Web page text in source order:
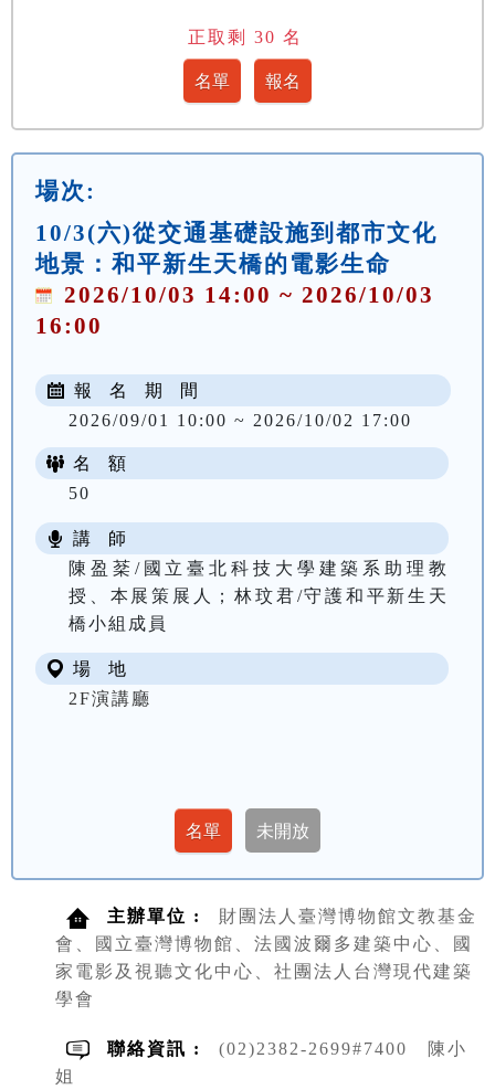
正取剩 30 名
場次:
10/3(六)從交通基礎設施到都市文化
地景：和平新生天橋的電影生命
2026/10/03 14:00 ~ 2026/10/03
16:00
報 名 期 間
2026/09/01 10:00 ~ 2026/10/02 17:00
名 額
50
講 師
陳盈棻/國立臺北科技大學建築系助理教
授、本展策展人；林玟君/守護和平新生天
橋小組成員
場 地
2F演講廳
主辦單位 :
財團法人臺灣博物館文教基金
會、國立臺灣博物館、法國波爾多建築中心、國
家電影及視聽文化中心、社團法人台灣現代建築
學會
聯絡資訊 :
(02)2382-2699#7400 陳小
姐